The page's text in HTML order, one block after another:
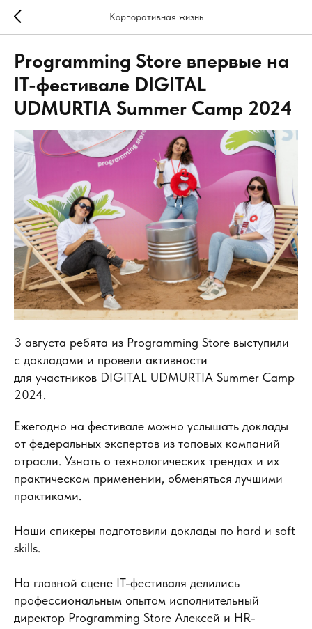
Корпоративная жизнь
Programming Store впервые на
IT-фестивале DIGITAL
UDMURTIA Summer Camp 2024
3 августа ребята из Programming Store выступили
с докладами и провели активности
для участников DIGITAL UDMURTIA Summer Camp
2024.
Ежегодно на фестивале можно услышать доклады
от федеральных экспертов из топовых компаний
отрасли. Узнать о технологических трендах и их
практическом применении, обменяться лучшими
практиками.
Наши спикеры подготовили доклады по hard и soft
skills.
На главной сцене IT-фестиваля делились
профессиональным опытом исполнительный
директор Programming Store Алексей и HR-